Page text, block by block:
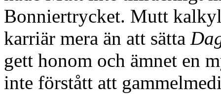
Bonniertrycket. Mutt
karriär mera än att sätta
gett honom och ämnet en
inte förstått att